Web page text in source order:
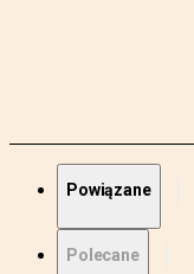
Powiązane
Polecane